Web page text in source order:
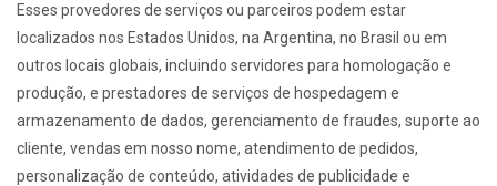
Esses provedores de serviços ou parceiros podem estar
localizados nos Estados Unidos, na Argentina, no Brasil ou em
outros locais globais, incluindo servidores para homologação e
produção, e prestadores de serviços de hospedagem e
armazenamento de dados, gerenciamento de fraudes, suporte ao
cliente, vendas em nosso nome, atendimento de pedidos,
personalização de conteúdo, atividades de publicidade e